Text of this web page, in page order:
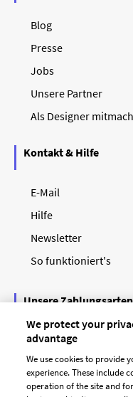
Blog
Presse
Jobs
Unsere Partner
Als Designer
Kontakt & Hilfe
E-Mail
Hilfe
Newsletter
So funktioniert's
Unsere Zahlungsarten
We protect your
advantage
We use cookies to provide
experience. These include
operation of the site and